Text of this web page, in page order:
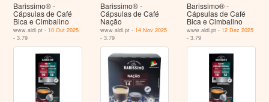
Barissimo® -
Cápsulas de Café
Bica e Cimbalino
www.aldi.pt - 10 Out 2025
- 3.79
Barissimo® -
Cápsulas de Café
Nação
www.aldi.pt - 14 Nov 2025
- 3.79
Barissimo® -
Cápsulas de Café
Bica e Cimbalino
www.aldi.pt - 12 Dez 2025
- 3.79